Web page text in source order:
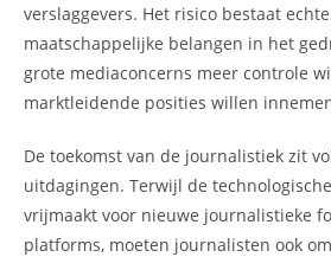
verslaggevers. Het risico bestaat
maatschappelijke belangen in het
grote mediaconcerns meer controle
marktleidende posities willen
De toekomst van de journalistiek zit
uitdagingen. Terwijl de
vrijmaakt voor nieuwe journalistieke
platforms, moeten journalisten ook